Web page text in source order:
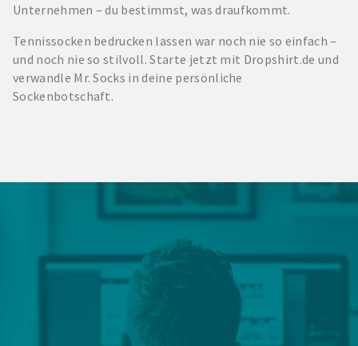
Unternehmen – du bestimmst, was draufkommt.
Tennissocken bedrucken lassen war noch nie so einfach –
und noch nie so stilvoll. Starte jetzt mit Dropshirt.de und
verwandle Mr. Socks in deine persönliche
Sockenbotschaft.